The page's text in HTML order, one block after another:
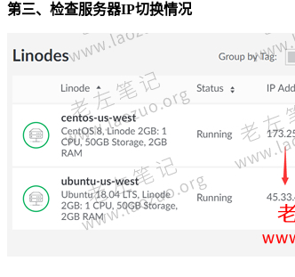
第三、检查服务器IP切换情况